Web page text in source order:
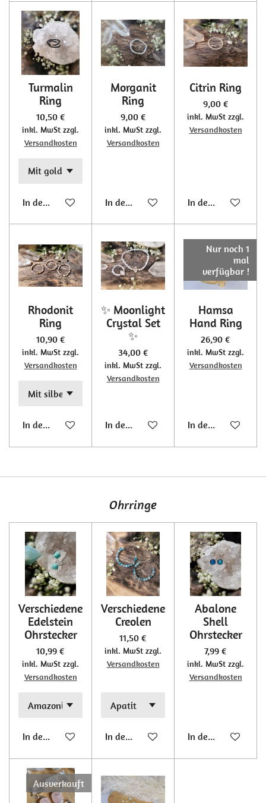
Turmalin
Ring
10,50 €
inkl. MwSt zzgl.
Versandkosten
In den Warenkorb
Morganit
Ring
9,00 €
inkl. MwSt zzgl.
Versandkosten
In den Warenkorb
Citrin Ring
9,00 €
inkl. MwSt zzgl.
Versandkosten
In den Warenkorb
Rhodonit
Ring
10,90 €
inkl. MwSt zzgl.
Versandkosten
In den Warenkorb
✨ Moonlight
Crystal Set
✨
34,00 €
inkl. MwSt zzgl.
Versandkosten
In den Warenkorb
Nur noch 1
mal
verfügbar !
Hamsa
Hand Ring
26,90 €
inkl. MwSt zzgl.
Versandkosten
In den Warenkorb
Ohrringe
Verschiedene
Edelstein
Ohrstecker
10,99 €
inkl. MwSt zzgl.
Versandkosten
In den Warenkorb
Verschiedene
Creolen
11,50 €
inkl. MwSt zzgl.
Versandkosten
In den Warenkorb
Abalone
Shell
Ohrstecker
7,99 €
inkl. MwSt zzgl.
Versandkosten
In den Warenkorb
Ausverkauft